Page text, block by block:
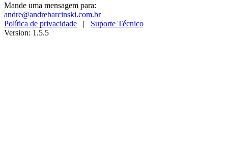
Mande uma mensagem para:
andre@andrebarcinski.com.br
Política de privacidade | Suporte Técnico
Version: 1.5.5